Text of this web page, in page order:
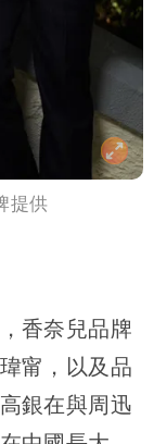
提供
香奈兒品牌
甯，以及品
銀在與周迅